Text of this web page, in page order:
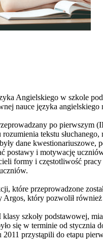
Angielskiego w szkole
nauce języka angielskiego
po pierwszym
tekstu
dane
postawy i motywację
formy i częstotliwość
które przeprowadzone
który pozwolił
szkoły podstawowej,
się w terminie od
przystąpili do etapu